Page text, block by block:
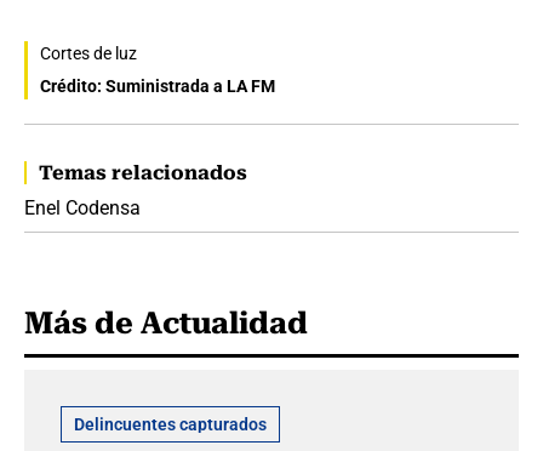
Cortes de luz
Crédito: Suministrada a LA FM
Temas relacionados
Enel Codensa
Más de Actualidad
Delincuentes capturados